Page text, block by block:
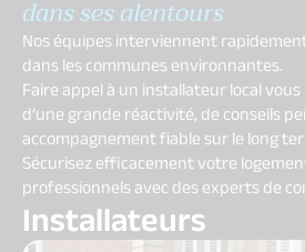
dans ses alentours
Nos équipes interviennent
dans les communes environnantes.
Faire appel à un installateur local
d’une grande réactivité, de conseils
accompagnement fiable sur le long
Sécurisez efficacement votre
professionnels avec des experts de
Installateurs